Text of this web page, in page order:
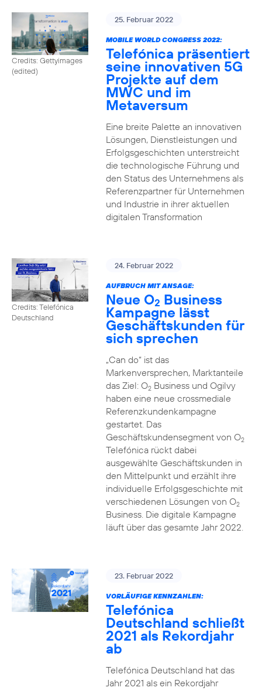
Credits: Gettyimages
(edited)
25. Februar 2022
MOBILE WORLD CONGRESS 2022:
Telefónica präsentiert
seine innovativen 5G
Projekte auf dem
MWC und im
Metaversum
Eine breite Palette an innovativen
Lösungen, Dienstleistungen und
Erfolgsgeschichten unterstreicht
die technologische Führung und
den Status des Unternehmens als
Referenzpartner für Unternehmen
und Industrie in ihrer aktuellen
digitalen Transformation
Credits: Telefónica
Deutschland
24. Februar 2022
AUFBRUCH MIT ANSAGE:
Neue O2 Business
Kampagne lässt
Geschäftskunden für
sich sprechen
„Can do“ ist das
Markenversprechen, Marktanteile
das Ziel: O2Business und Ogilvy
haben eine neue crossmediale
Referenzkundenkampagne
gestartet. Das
Geschäftskundensegment von O2
Telefónica rückt dabei
ausgewählte Geschäftskunden in
den Mittelpunkt und erzählt ihre
individuelle Erfolgsgeschichte mit
verschiedenen Lösungen von O2
Business. Die digitale Kampagne
läuft über das gesamte Jahr 2022.
23. Februar 2022
VORLÄUFIGE KENNZAHLEN:
Telefónica
Deutschland schließt
2021 als Rekordjahr
ab
Telefónica Deutschland hat das
Jahr 2021 als ein Rekordjahr